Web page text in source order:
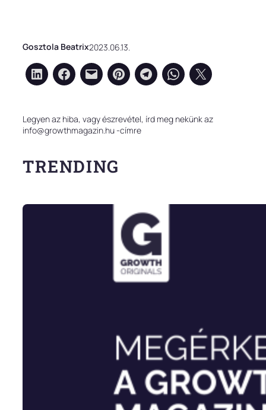
Gosztola Beatrix2023.06.13.
Legyen az hiba, vagy észrevétel, írd meg nekünk az
info@growthmagazin.hu -címre
TRENDING